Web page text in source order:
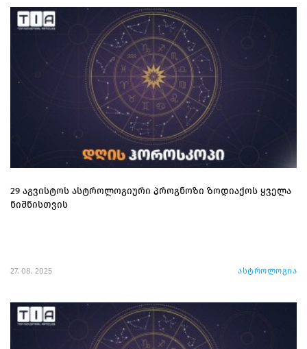
29 აგვისტოს ასტროლოგიური პროგნოზი ზოდიაქოს ყველა
ნიშნისთვის
27. 08. 2025 ასტროლოგია